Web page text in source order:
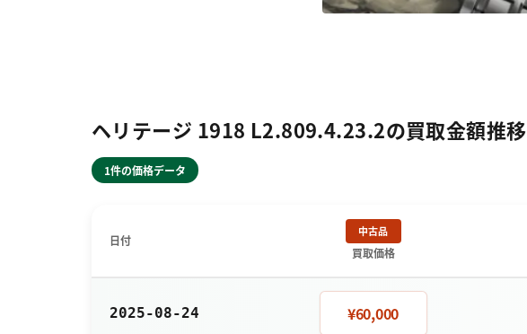
ヘリテージ 1918 L2.809.4.23.2の買取金額推移
1件の価格データ
日付
中古品
買取価格
2025-08-24 ¥60,000